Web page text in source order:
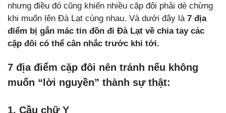
nhưng điều đó cũng khiến nhiều cặp đôi phải dè chừng
khi muốn lên Đà Lạt cùng nhau. Và dưới đây là 7 địa
điểm bị gắn mác tin đồn đi Đà Lạt về chia tay các
cặp đôi có thể cân nhắc trước khi tới.
7 địa điểm cặp đôi nên tránh nếu không
muốn “lời nguyền” thành sự thật:
1. Cầu chữ Y